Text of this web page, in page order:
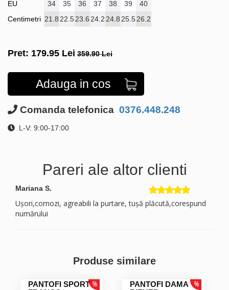
EU
Centimetri
34 35 36 37 38 39
40
21.8 22.523.6 24.2 24.8 25.526.2
Pret: 179.95 Lei 359.90 Lei
Adauga in cos
Comanda telefonica 0376.448.248
L-V: 9:00-17:00
Pareri ale altor clienti
Mariana S.
Ușori,comozi, agreabili la purtare, tușă plăcută,corespund
numărului
Produse similare
PANTOFI SPORT
PANTOFI DAMA